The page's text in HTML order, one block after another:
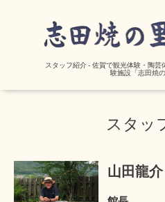
スタッフ紹介 - 佐賀で観光体験・陶
験施設「志田焼
スタッ
山田龍介